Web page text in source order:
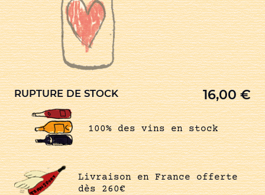
RUPTURE DE STOCK 16,00€
100% des vins en stock
Livraison en France offerte
dès 260€